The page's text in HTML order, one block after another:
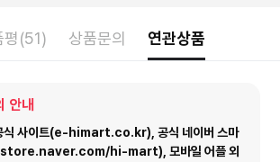
평(51) 상품문의 연관상품
안내
식 사이트(e-himart.co.kr), 공식 네이버 스마
hi-mart), 모바일 어플 외